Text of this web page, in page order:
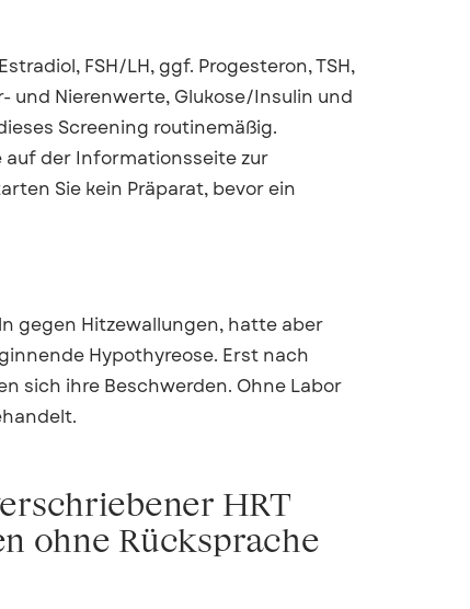
FSH/LH, ggf. Progesteron, TSH,
und Nierenwerte, Glukose/Insulin und
Screening routinemäßig.
auf der Informationsseite zur
Sie kein Präparat, bevor ein
gegen Hitzewallungen, hatte aber
Hypothyreose. Erst nach
sich ihre Beschwerden. Ohne Labor
HRT
ohne Rücksprache